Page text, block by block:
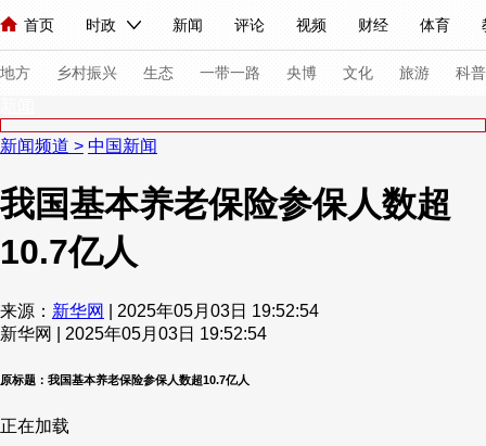
首页 时政 新闻 评论 视频 财经 体育
人民领袖习近平 联播+ 中国领导人 央视快评 习式妙语
直播 栏目大全 节目单 听音 微视频 主持人
海外频道 iPanda English Монгол
地方 乡村振兴 生态 一带一路 央博 文化 旅游 科普
总台春晚 网络春晚
新闻 国内
视频 小央视频 小央直播
现场 前线 比划 快看
体育
新闻频道 > 中国新闻
我国基本养老保险参保人数超
10.7亿人
来源： 新华网
| 2025年05月03日 19:52:54
新华网 | 2025年05月03日 19:52:54
原标题：我国基本养老保险参保人数超10.7亿人
正在加载